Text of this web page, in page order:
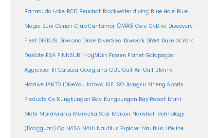
Barracuda Lake BCD Beuchat Blackwater diving Blue Hole Blue
Magic Buni Canon Club Cantamar CMAS Core CyDive Discovery
Fleet DISKUS Dive and Drive DiverSea Divevolk DIWA Duke of York
Duslate ESA FINNSUB FrogMan Frozen Planet Galapagos
Aggressor III Galatea Georgiana GUE Gulf Air Gulf Blenny
Hotdive IANTD iDiveYou Intova ISE ISO Jiangsu Yiheng Sports
Products Co Kungkungan Bay Kungkungan Bay Resort Mahi
Mahi Maldiviana Marselia Star Meikon Narwhal Technology
(Dongguan) Co NASA NAUI Nautilus Explorer Nautilus Lifeline